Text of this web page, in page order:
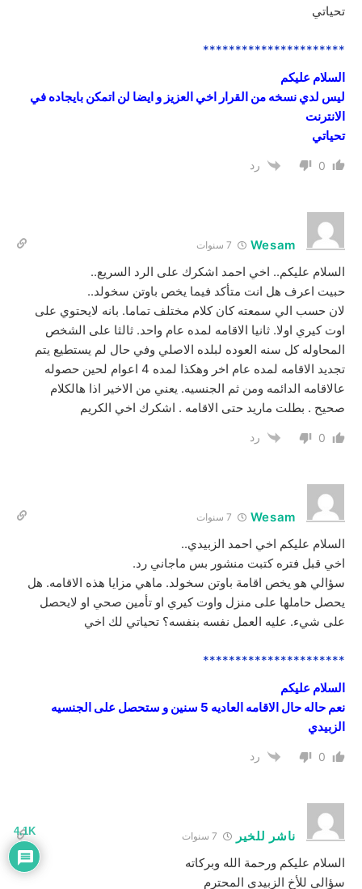
تحياتي
**********************
السلام عليكم
ليس لدي نسخه من القرار اخي العزيز و ايضا لن اتمكن بايجاده في
الانترنت
تحياتي
0 رد
Wesam
السلام عليكم.. اخي احمد اشكرك على الرد السريع..
حبيت اعرف هل انت متأكد فيما يخص باوتن سخولد..
لان حسب الي سمعته كان كلام مختلف تماما. بانه لايحتوي على
اوت كيري اولا. ثانيا الاقامه لمده عام واحد. ثالثا على الشخص
المحاوله كل سنه العوده لبلده الاصلي وفي حال لم يستطيع يتم
تجديد الاقامه لمده عام اخر وهكذا لمده 4 اعوام لحين حصوله
عالاقامه الدائمه ومن ثم الجنسيه. يعني من الاخير اذا هالكلام
صحيح . بطلت ماريد حتى الاقامه . اشكرك اخي الكريم
0 رد
Wesam
السلام عليكم اخي احمد الزبيدي..
اخي قبل فتره كتبت منشور بس ماجاني رد.
سؤالي هو يخص اقامة باوتن سخولد. ماهي مزايا هذه الاقامه. هل
يحصل حاملها على منزل واوت كيري او تأمين صحي او لايحصل
على شيء. عليه العمل نفسه بنفسه؟ تحياتي لك اخي
**********************
السلام عليكم
نعم حاله حال الاقامه العاديه 5 سنين و ستحصل على الجنسيه
الزبيدي
0 رد
ناشر للخير
السلام عليكم ورحمة الله وبركاته
سؤالي للأخ الزبيدي المحترم
4.1K